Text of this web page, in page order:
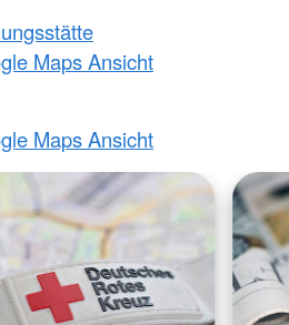
Maps Ansicht
Maps Ansicht